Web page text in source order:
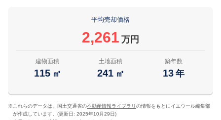
平均売却価格
2,261 万円
建物面積
115 ㎡
土地面積
241 ㎡
築年数
13 年
※ これらのデータは、国土交通省の不動産情報ライブラリの情報をもとにイエウール編集部
が作成しています。(更新日: 2025年10月29日)